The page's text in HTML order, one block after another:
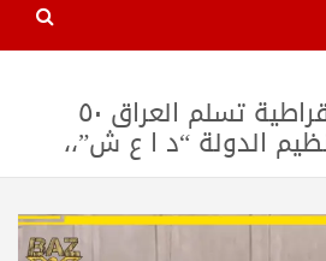
قوات سوريا الديمقراطية تسلم العراق ٥٠
الدولة “د ا ع ش”،،